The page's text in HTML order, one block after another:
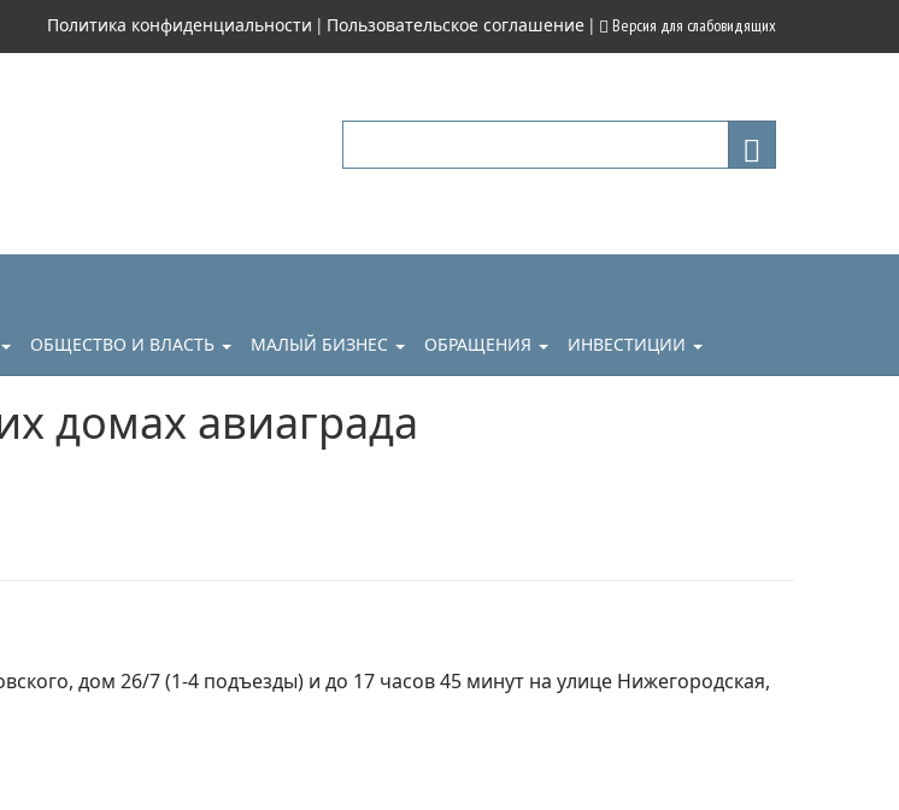
Политика конфиденциальности | Пользовательское соглашение | Версия для слабовидящих
ОБЩЕСТВО И ВЛАСТЬ МАЛЫЙ БИЗНЕС ОБРАЩЕНИЯ ИНВЕСТИЦИИ
домах авиаграда
дом 26/7 (1-4 подъезды) и до 17 часов 45 минут на улице Нижегородская,